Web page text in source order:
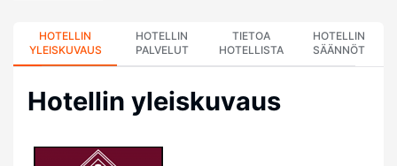
HOTELLIN
YLEISKUVAUS
HOTELLIN
PALVELUT
TIETOA
HOTELLISTA
HOTELLIN
SÄÄNNÖT
Hotellin yleiskuvaus